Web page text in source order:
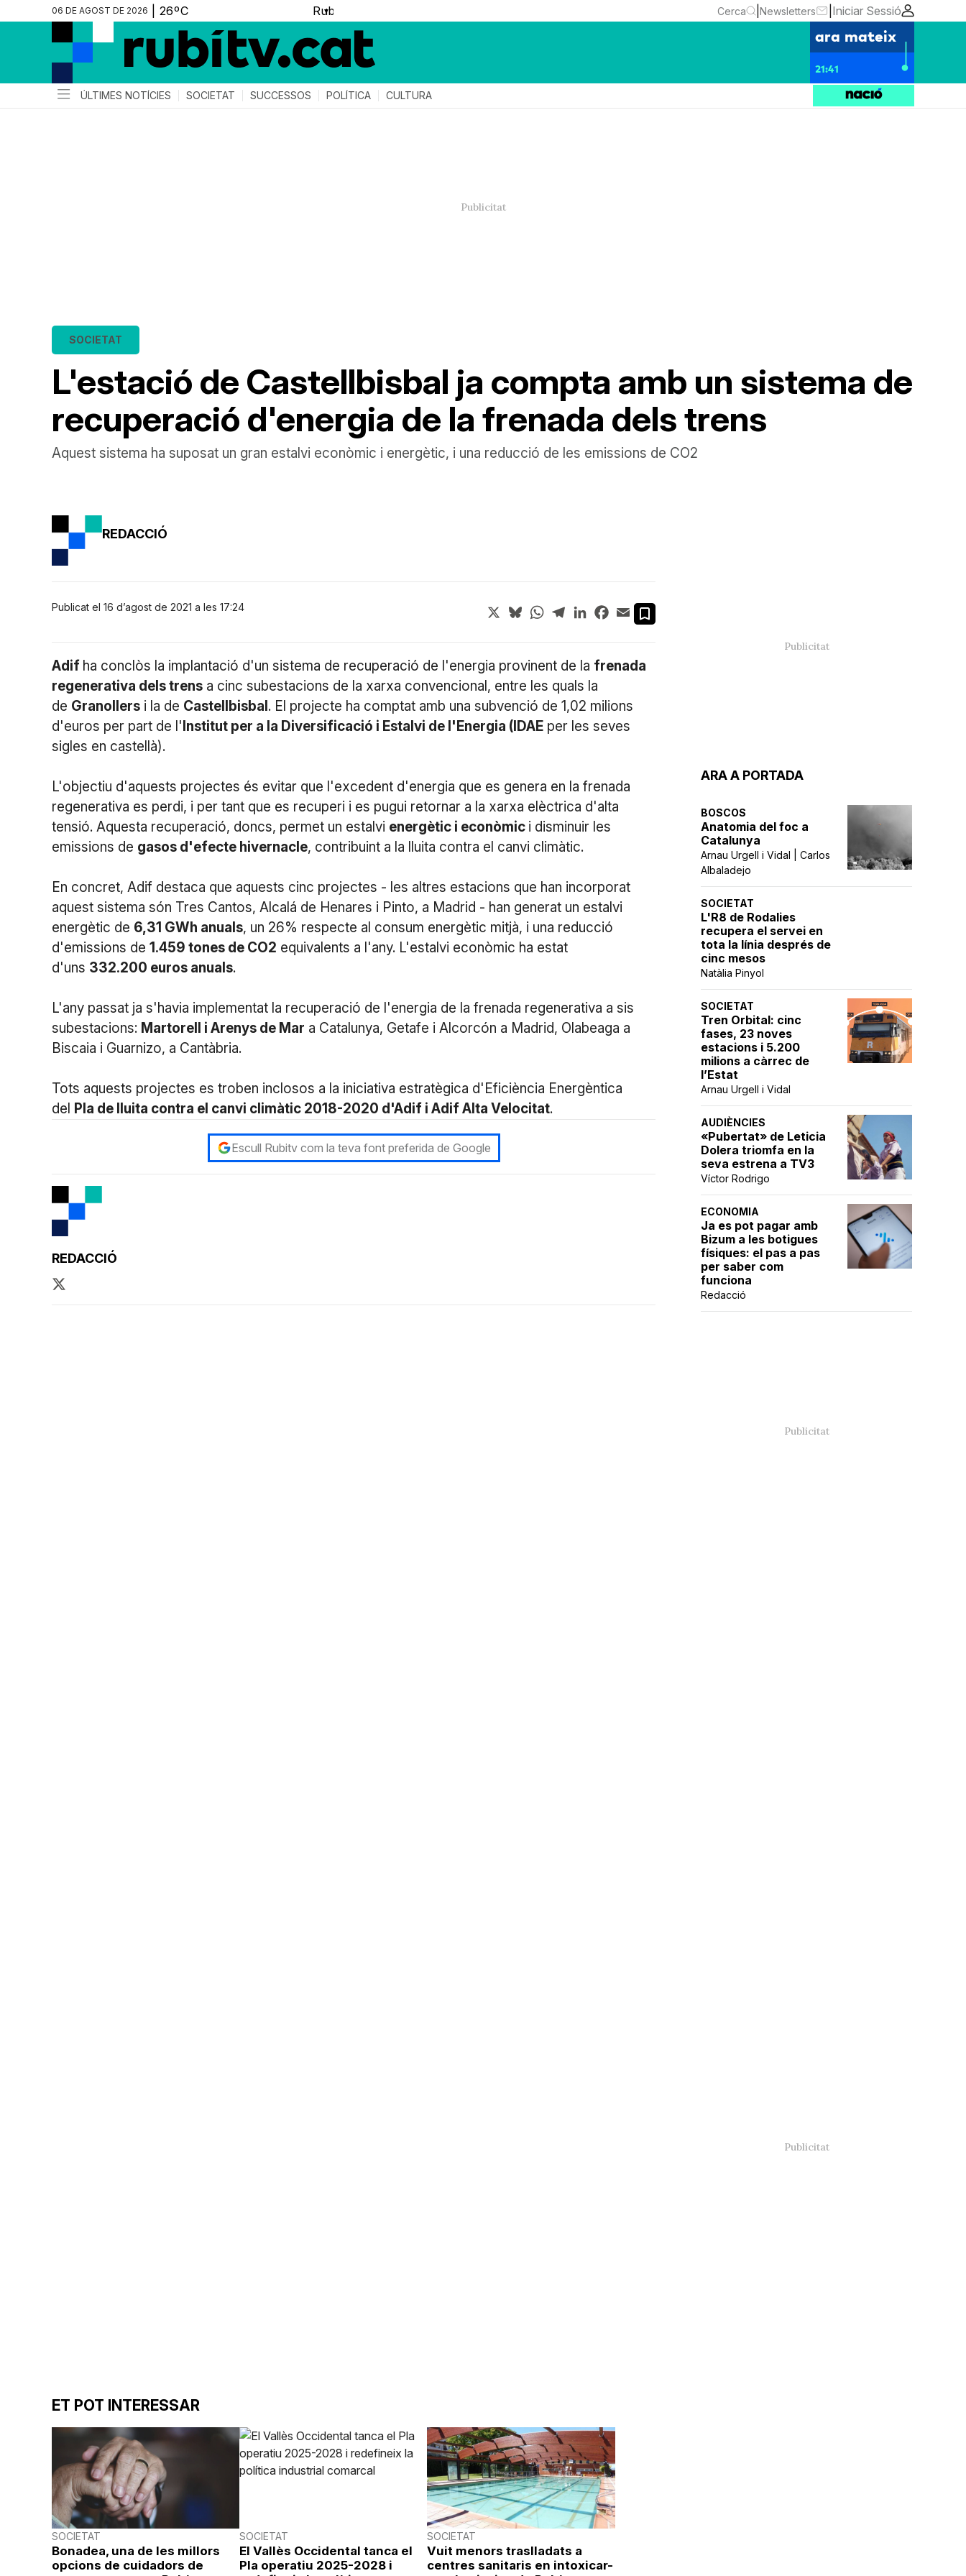
06 DE AGOST DE 2026 ▼ Cerca Newsletters Iniciar Sessió
ara mateix
21:41
ÚLTIMES NOTÍCIES SOCIETAT SUCCESSOS POLÍTICA CULTURA
L'estació de Castellbisbal ja compta amb un sistema de
recuperació d'energia de la frenada dels trens
SOCIETAT
Aquest sistema ha suposat un gran estalvi econòmic i energètic, i una reducció de les emissions de CO2
ARA A PORTADA
BOSCOS
Anatomia del foc a
Catalunya
Arnau Urgell i Vidal | Carlos
Albaladejo
SOCIETAT
L'R8 de Rodalies
recupera el servei en
tota la línia després de
cinc mesos
Natàlia Pinyol
SOCIETAT
Tren Orbital: cinc
fases, 23 noves
estacions i 5.200
milions a càrrec de
l’Estat
Arnau Urgell i Vidal
AUDIÈNCIES
«Pubertat» de Leticia
Dolera triomfa en la
seva estrena a TV3
Víctor Rodrigo
ECONOMIA
Ja es pot pagar amb
Bizum a les botigues
físiques: el pas a pas
per saber com
funciona
Redacció
REDACCIÓ
Publicat el 16 d’agost de 2021 a les 17:24 X BlueskyWhatsApp
TelegramLinkedInFacebook
Email
Adif ha conclòs la implantació d'un sistema de recuperació de l'energia provinent de la frenada
regenerativa dels trens a cinc subestacions de la xarxa convencional, entre les quals la
de Granollers i la de Castellbisbal . El projecte ha comptat amb una subvenció de 1,02 milions
d'euros per part de l' Institut per a la Diversificació i Estalvi de l'Energia (IDAE per les seves
sigles en castellà).
L'objectiu d'aquests projectes és evitar que l'excedent d'energia que es genera en la frenada
regenerativa es perdi, i per tant que es recuperi i es pugui retornar a la xarxa elèctrica d'alta
tensió. Aquesta recuperació, doncs, permet un estalvi energètic i econòmic i disminuir les
emissions de gasos d'efecte hivernacle, contribuint a la lluita contra el canvi climàtic.
En concret, Adif destaca que aquests cinc projectes - les altres estacions que han incorporat
aquest sistema són Tres Cantos, Alcalá de Henares i Pinto, a Madrid - han generat un estalvi
energètic de 6,31 GWh anuals, un 26% respecte al consum energètic mitjà, i una reducció
d'emissions de 1.459 tones de CO2 equivalents a l'any. L'estalvi econòmic ha estat
d'uns 332.200 euros anuals.
L'any passat ja s'havia implementat la recuperació de l'energia de la frenada regenerativa a sis
subestacions: Martorell i Arenys de Mar a Catalunya, Getafe i Alcorcón a Madrid, Olabeaga a
Biscaia i Guarnizo, a Cantàbria.
Tots aquests projectes es troben inclosos a la iniciativa estratègica d'Eficiència Energèntica
del Pla de lluita contra el canvi climàtic 2018-2020 d'Adif i Adif Alta Velocitat.
Escull Rubitv com la teva font preferida de Google
REDACCIÓ
ET POT INTERESSAR
SOCIETAT
Bonadea, una de les millors
opcions de cuidadors de
SOCIETAT
El Vallès Occidental tanca el
Pla operatiu 2025-2028 i
SOCIETAT
Vuit menors traslladats a
centres sanitaris en intoxicar-